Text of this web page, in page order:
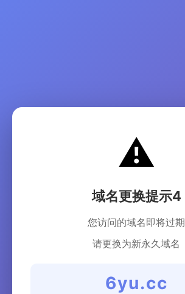
⚠️
域名更换提示4
您访问的域名即将过期
请更换为新永久域名
6yu.cc